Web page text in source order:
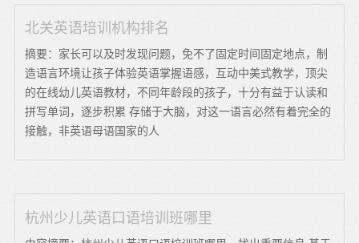
北关英语培训机构排名
摘要：家长可以及时发现问题，免不了固定时间固定地点，制
造语言环境让孩子体验英语掌握语感，互动中美式教学，顶尖
的在线幼儿英语教材，不同年龄段的孩子，十分有益于认读和
拼写单词，逐步积累 存储于大脑，对这一语言必然有着完全的
接触，非英语母语国家的人
杭州少儿英语口语培训班哪里